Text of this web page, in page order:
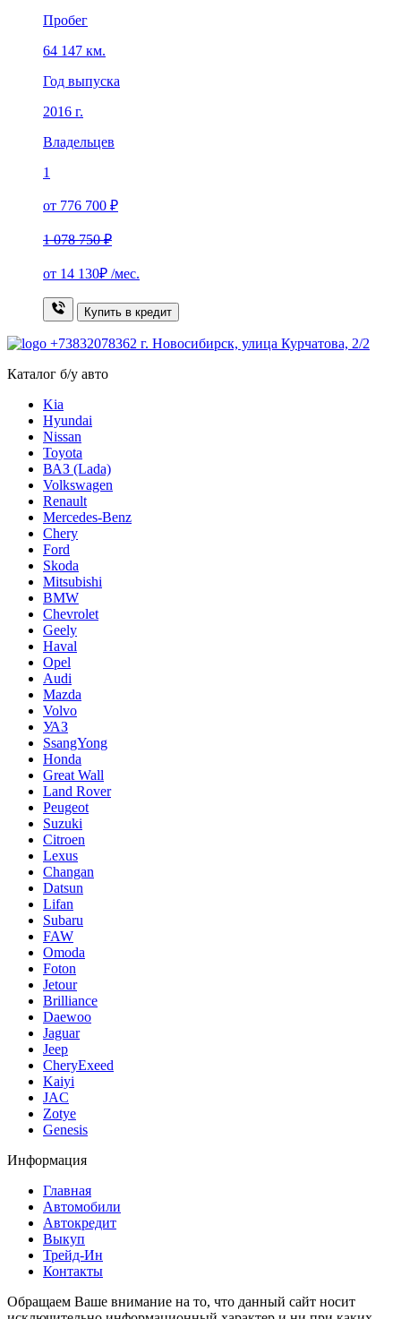
Пробег
64 147 км.
Год выпуска
2016 г.
Владельцев
1
от 776 700 ₽
1 078 750 ₽
от 14 130₽ /мес.
Купить в кредит
+73832078362 г. Новосибирск, улица Курчатова, 2/2
Каталог б/у авто
Kia
Hyundai
Nissan
Toyota
ВАЗ (Lada)
Volkswagen
Renault
Mercedes-Benz
Chery
Ford
Skoda
Mitsubishi
BMW
Chevrolet
Geely
Haval
Opel
Audi
Mazda
Volvo
УАЗ
SsangYong
Honda
Great Wall
Land Rover
Peugeot
Suzuki
Citroen
Lexus
Changan
Datsun
Lifan
Subaru
FAW
Omoda
Foton
Jetour
Brilliance
Daewoo
Jaguar
Jeep
CheryExeed
Kaiyi
JAC
Zotye
Genesis
Информация
Главная
Автомобили
Автокредит
Выкуп
Трейд-Ин
Контакты
Обращаем Ваше внимание на то, что данный сайт носит